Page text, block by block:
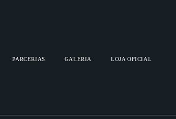
PARCERIAS GALERIA LOJA OFICIAL